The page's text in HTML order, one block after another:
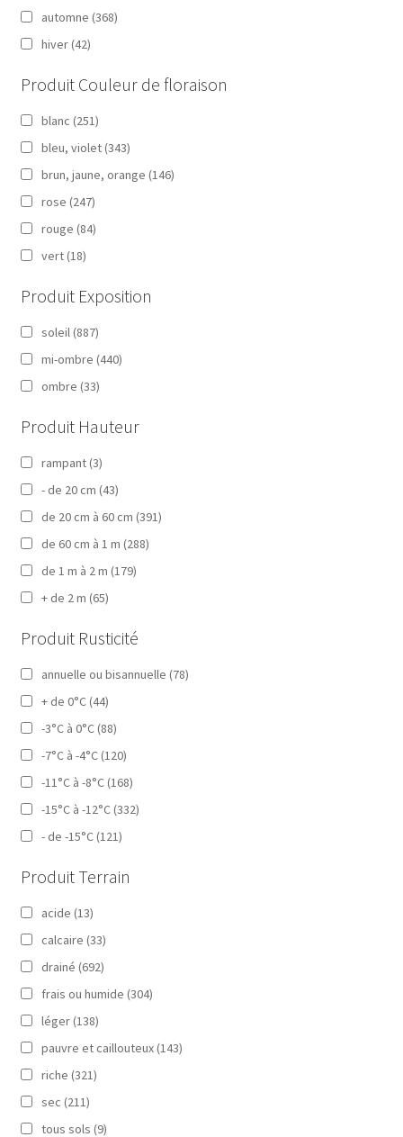
automne (368)
hiver (42)
Produit Couleur de floraison
blanc (251)
bleu, violet (343)
brun, jaune, orange (146)
rose (247)
rouge (84)
vert (18)
Produit Exposition
soleil (887)
mi-ombre (440)
ombre (33)
Produit Hauteur
rampant (3)
- de 20 cm (43)
de 20 cm à 60 cm (391)
de 60 cm à 1 m (288)
de 1 m à 2 m (179)
+ de 2 m (65)
Produit Rusticité
annuelle ou bisannuelle (78)
+ de 0°C (44)
-3°C à 0°C (88)
-7°C à -4°C (120)
-11°C à -8°C (168)
-15°C à -12°C (332)
- de -15°C (121)
Produit Terrain
acide (13)
calcaire (33)
drainé (692)
frais ou humide (304)
léger (138)
pauvre et caillouteux (143)
riche (321)
sec (211)
tous sols (9)